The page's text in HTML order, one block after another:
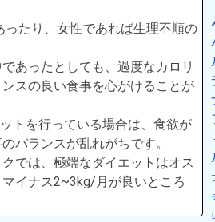
ったり、女性であれば生理不順の
あったとしても、過度なカロリ
スの良い食事を心がけることが
トを行っている場合は、食欲が
バランスが乱れがちです。
では、極端なダイエットはオス
イナス2~3kg/月が良いところ